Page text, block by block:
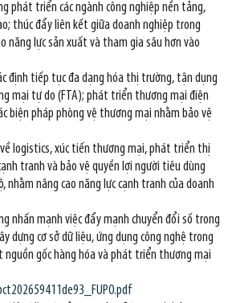
phát triển các ngành công nghiệp nền tảng,
thúc đẩy liên kết giữa doanh nghiệp trong
năng lực sản xuất và tham gia sâu hơn vào
định tiếp tục đa dạng hóa thị trường, tận dụng
mại tự do (FTA); phát triển thương mại điện
biện pháp phòng vệ thương mại nhằm bảo vệ
về logistics, xúc tiến thương mại, phát triển thị
tranh và bảo vệ quyền lợi người tiêu dùng
nhằm nâng cao năng lực cạnh tranh của doanh
nhấn mạnh việc đẩy mạnh chuyển đổi số trong
dựng cơ sở dữ liệu, ứng dụng công nghệ trong
gốc hàng hóa và phát triển thương mại